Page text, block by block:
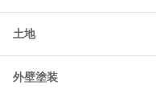
土地
外壁塗装